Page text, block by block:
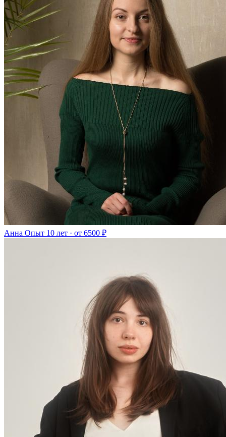
Анна Опыт 10 лет · от 6500 ₽